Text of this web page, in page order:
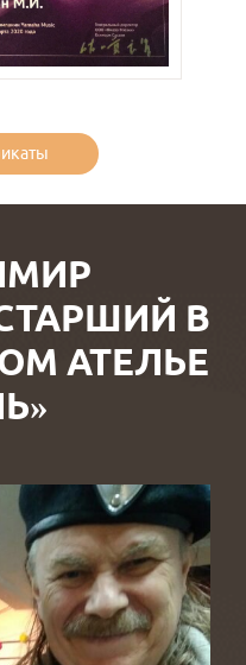
В
АТЕЛЬЕ